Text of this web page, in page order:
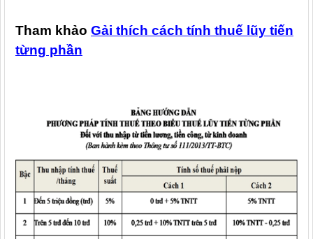
Tham khảo Gải thích cách tính thuế lũy tiến
từng phần